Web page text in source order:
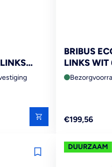
BRIBUS
LINKS
70%
Reguliere
€199,56
DUURZAAM